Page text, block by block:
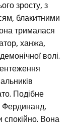
зросту, з
блакитними
трималася
ханжа,
волі.
Подібне
Фердинанд,
спокійно. Вона